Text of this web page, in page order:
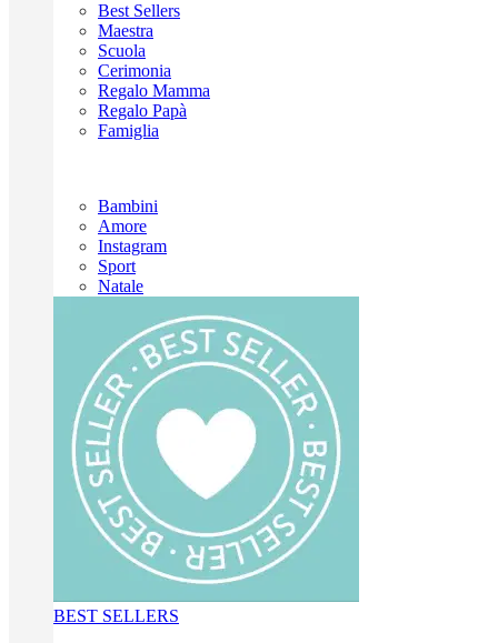
Best Sellers
Maestra
Scuola
Cerimonia
Regalo Mamma
Regalo Papà
Famiglia
Bambini
Amore
Instagram
Sport
Natale
BEST SELLERS